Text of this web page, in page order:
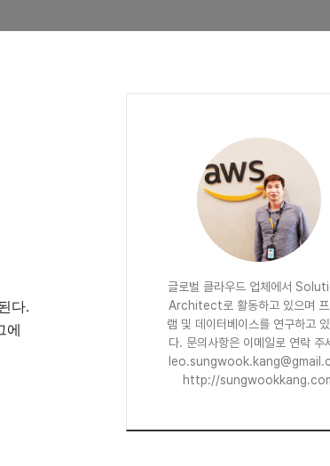
다.
에
글로벌 클라우드 업체에서
Architect로 활동하고 있으며 프
램 및 데이터베이스를 연구하고 있
다. 문의사항은 이메일로 연락 주
http://